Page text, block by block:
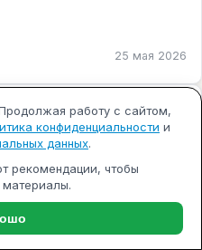
25 мая 2026
В канал
СМАРТПОЛЕТ
работу с сайтом,
конфиденциальности и
данных.
рекомендации, чтобы